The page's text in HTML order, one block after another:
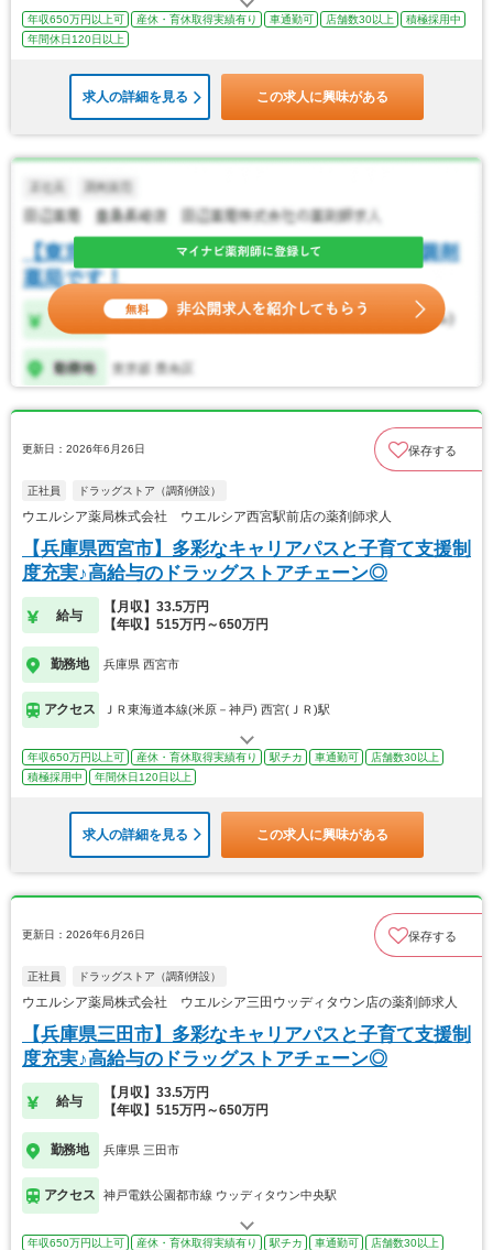
年収650万円以上可 産休・育休取得実績有り 車通勤可 店舗数30以上
積極採用中
年間休日120日以上
求人の詳細を見る この求人に興味がある
更新日：2026年6月26日 保存する
正社員 ドラッグストア（調剤併設）
ウエルシア薬局株式会社 ウエルシア西宮駅前店の薬剤師求人
【兵庫県西宮市】多彩なキャリアパスと子育て支援制
度充実♪高給与のドラッグストアチェーン◎
給与
【月収】33.5万円
【年収】515万円～650万円
勤務地 兵庫県 西宮市
アクセス ＪＲ東海道本線(米原－神戸) 西宮(ＪＲ)駅
年収650万円以上可 産休・育休取得実績有り 駅チカ 車通勤可
店舗数30以上
積極採用中
年間休日120日以上
求人の詳細を見る この求人に興味がある
更新日：2026年6月26日 保存する
正社員 ドラッグストア（調剤併設）
ウエルシア薬局株式会社 ウエルシア三田ウッディタウン店の薬剤師求人
【兵庫県三田市】多彩なキャリアパスと子育て支援制
度充実♪高給与のドラッグストアチェーン◎
給与
【月収】33.5万円
【年収】515万円～650万円
勤務地 兵庫県 三田市
アクセス 神戸電鉄公園都市線 ウッディタウン中央駅
年収650万円以上可 産休・育休取得実績有り 駅チカ 車通勤可
店舗数30以上